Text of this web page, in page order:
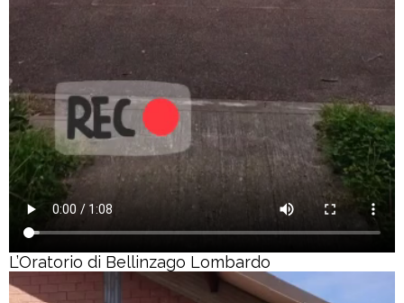
L’Oratorio di Bellinzago Lombardo